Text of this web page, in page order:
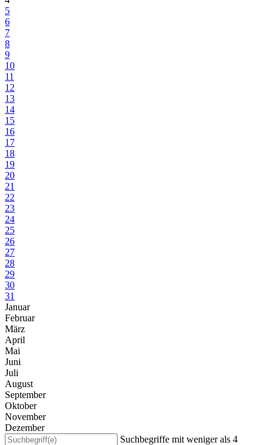
5
6
7
8
9
10
11
12
13
14
15
16
17
18
19
20
21
22
23
24
25
26
27
28
29
30
31
Januar
Februar
März
April
Mai
Juni
Juli
August
September
Oktober
November
Dezember
Suchbegriffe mit weniger als 4